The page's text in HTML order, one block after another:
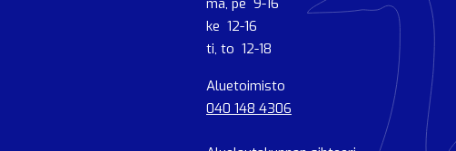
ma, pe 9-16
ke 12-16
ti, to 12-18
Aluetoimisto
040 148 4306